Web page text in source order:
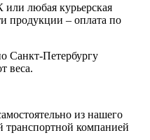
любая курьерская
продукции – оплата по
Санкт-Петербургу
веса.
из нашего
транспортной компанией